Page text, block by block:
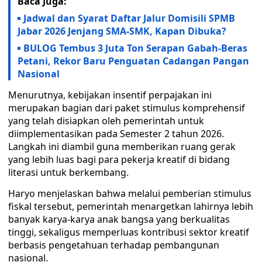
Jadwal dan Syarat Daftar Jalur Domisili SPMB
Jabar 2026 Jenjang SMA-SMK, Kapan Dibuka?
BULOG Tembus 3 Juta Ton Serapan Gabah-Beras
Petani, Rekor Baru Penguatan Cadangan Pangan
Nasional
Menurutnya, kebijakan insentif perpajakan ini
merupakan bagian dari paket stimulus komprehensif
yang telah disiapkan oleh pemerintah untuk
diimplementasikan pada Semester 2 tahun 2026.
Langkah ini diambil guna memberikan ruang gerak
yang lebih luas bagi para pekerja kreatif di bidang
literasi untuk berkembang.
Haryo menjelaskan bahwa melalui pemberian stimulus
fiskal tersebut, pemerintah menargetkan lahirnya lebih
banyak karya-karya anak bangsa yang berkualitas
tinggi, sekaligus memperluas kontribusi sektor kreatif
berbasis pengetahuan terhadap pembangunan
nasional.